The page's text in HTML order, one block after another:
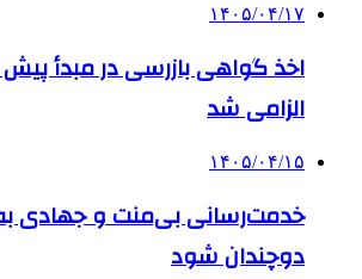
۱۴۰۵/۰۴/۱۷
اخذ گواهی بازرسی در مبدأ پیش
الزامی شد
۱۴۰۵/۰۴/۱۵
خدمت‌رسانی بی‌منت و جهادی به
دوچندان شود